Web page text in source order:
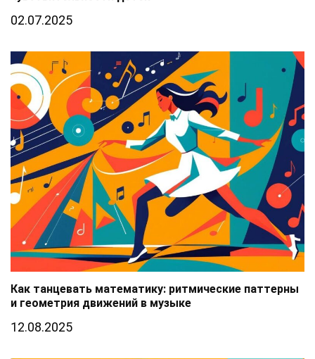
02.07.2025
Как танцевать математику: ритмические паттерны
и геометрия движений в музыке
12.08.2025